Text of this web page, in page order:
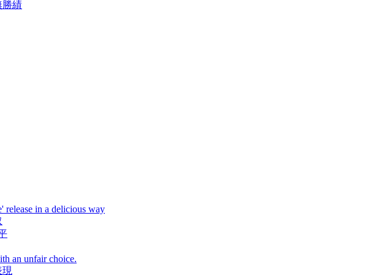
勝績
release in a delicious way
an unfair choice.
現